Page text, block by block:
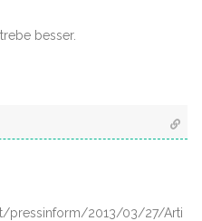
besser.
pressinform/2013/03/27/Arti